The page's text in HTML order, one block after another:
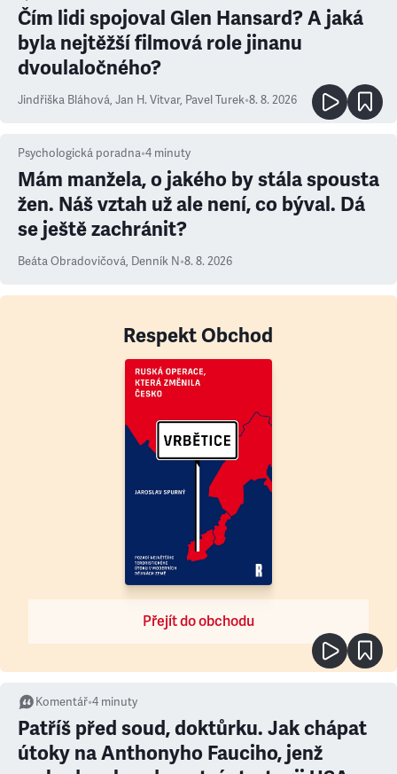
Čím lidi spojoval Glen Hansard? A jaká
byla nejtěžší filmová role jinanu
dvoulaločného?
Jindřiška Bláhová, Jan H. Vitvar, Pavel Turek•8. 8. 2026
Psychologická poradna•4 minuty
Mám manžela, o jakého by stála spousta
žen. Náš vztah už ale není, co býval. Dá
se ještě zachránit?
Beáta Obradovičová, Denník N•8. 8. 2026
Respekt Obchod
Přejít do obchodu
Komentář•4 minuty
Patříš před soud, doktůrku. Jak chápat
útoky na Anthonyho Fauciho, jenž